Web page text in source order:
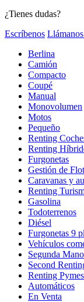
¿Tienes dudas?
Escríbenos
Berlina
Camión
Compacto
Coupé
Manual
Monovolumen
Motos
Pequeño
Renting
Renting
Furgonetas
Gestión de
Caravanas y
Renting
Gasolina
Todoterrenos
Diésel
Furgonetas 9
Vehículos
Segunda Mano
Second
Renting Pymes
Automáticos
En Venta